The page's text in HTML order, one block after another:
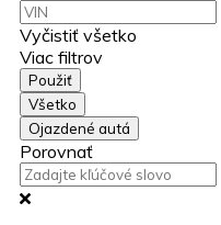
Vyčistiť všetko
Viac filtrov
Použiť
Všetko
Ojazdené autá
Porovnať